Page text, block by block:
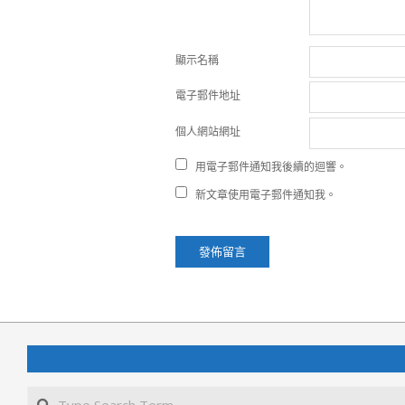
顯示名稱
電子郵件地址
個人網站網址
用電子郵件通知我後續的迴響。
新文章使用電子郵件通知我。